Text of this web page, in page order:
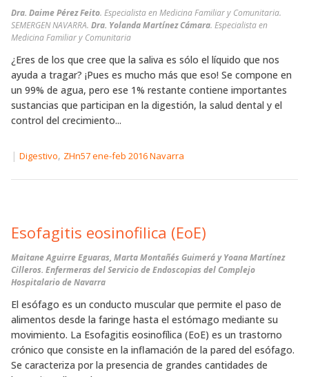
Dra. Daime Pérez Feito. Especialista en Medicina Familiar y Comunitaria.
SEMERGEN NAVARRA. Dra. Yolanda Martínez Cámara. Especialista en
Medicina Familiar y Comunitaria
¿Eres de los que cree que la saliva es sólo el líquido que nos
ayuda a tragar? ¡Pues es mucho más que eso! Se compone en
un 99% de agua, pero ese 1% restante contiene importantes
sustancias que participan en la digestión, la salud dental y el
control del crecimiento...
| Digestivo, ZHn57 ene-feb 2016 Navarra
Esofagitis eosinofilica (EoE)
Maitane Aguirre Eguaras, Marta Montañés Guimerá y Yoana Martínez
Cilleros. Enfermeras del Servicio de Endoscopias del Complejo
Hospitalario de Navarra
El esófago es un conducto muscular que permite el paso de
alimentos desde la faringe hasta el estómago mediante su
movimiento. La Esofagitis eosinofílica (EoE) es un trastorno
crónico que consiste en la inflamación de la pared del esófago.
Se caracteriza por la presencia de grandes cantidades de